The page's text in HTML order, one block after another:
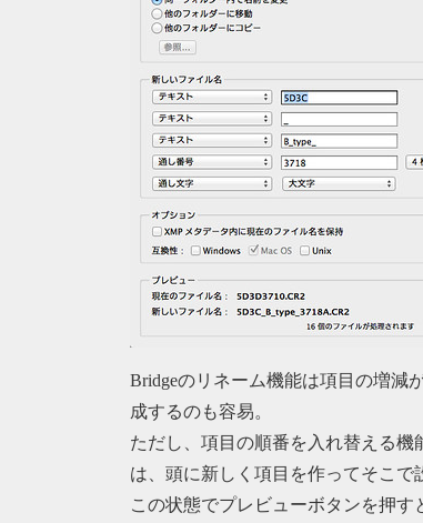
Bridgeのリネーム機能は項目の増減
成するのも容易。
ただし、項目の順番を入れ替える
は、頭に新しく項目を作ってそこで
この状態でプレビューボタンを押す